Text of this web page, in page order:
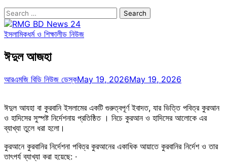
Search
for:
ইসলামিকধর্ম ও শিক্ষালীড নিউজ
ঈদুল আজহা
আরএমজি বিডি নিউজ ডেস্কMay 19, 2026May 19, 2026
ঈদুল আযহা বা কুরবানি ইসলামের একটি গুরুত্বপূর্ণ ইবাদত, যার ভিত্তি পবিত্র কুরআন
ও হাদিসের সুস্পষ্ট নির্দেশনায় প্রতিষ্ঠিত । নিচে কুরআন ও হাদিসের আলোকে এর
ব্যাখ্যা তুলে ধরা হলো।
কুরআনে কুরবানির নির্দেশনা পবিত্র কুরআনের একাধিক আয়াতে কুরবানির নির্দেশ ও তার
তাৎপর্য ব্যাখ্যা করা হয়েছে: ·